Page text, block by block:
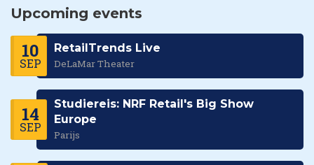
Upcoming events
10
SEP
RetailTrends Live
DeLaMar Theater
14
SEP
Studiereis: NRF Retail's Big Show
Europe
Parijs